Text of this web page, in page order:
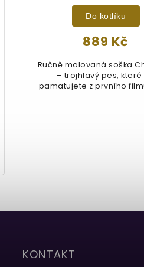
889 Kč
Do kotlíku
Ručně malovaná soška
– trojhlavý pes, které
pamatujete z prvního
KONTAKT